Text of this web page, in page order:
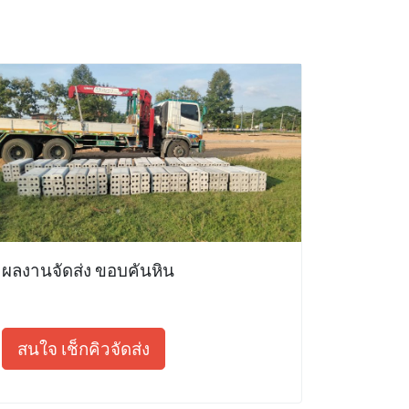
ผลงานจัดส่ง ขอบคันหิน
สนใจ เช็กคิวจัดส่ง